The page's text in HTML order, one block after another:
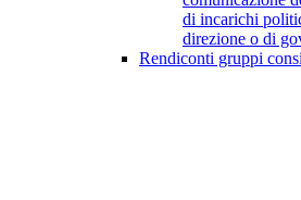
di incarichi
direzione o di
Rendiconti gruppi